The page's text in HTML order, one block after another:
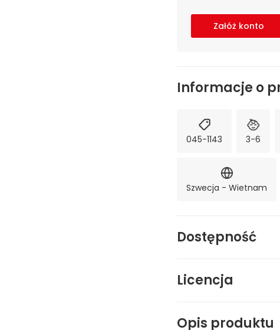
Załóż konto
Informacje o
045-1143 3-6
Szwecja - Wietnam
Dostępność
Licencja
Opis produktu